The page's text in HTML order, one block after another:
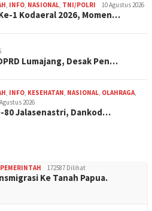
, INFO, NASIONAL, TNI/POLRI 10 Agustus 2026
1 Kodaeral 2026, Momen…
Lumajang, Desak Pen…
, INFO, KESEHATAN, NASIONAL, OLAHRAGA,
2026
80 Jalasenastri, Dankod…
PEMERINTAH 172587 Dilihat
Ke Tanah Papua.